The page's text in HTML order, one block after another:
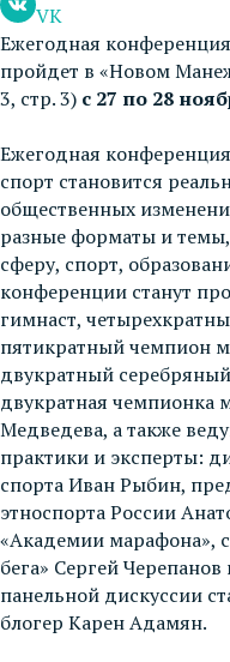
VK
Ежегодная
пройдет в «Новом
3, стр. 3) с 27 по 28
Ежегодная
спорт становится
общественных
разные форматы и
сферу, спорт,
конференции станут
гимнаст,
пятикратный чемпион
двукратный
двукратная чемпионка
Медведева, а также
практики и эксперты:
спорта Иван Рыбин,
этноспорта России
«Академии марафона»,
бега» Сергей
панельной дискуссии
блогер Карен Адамян.